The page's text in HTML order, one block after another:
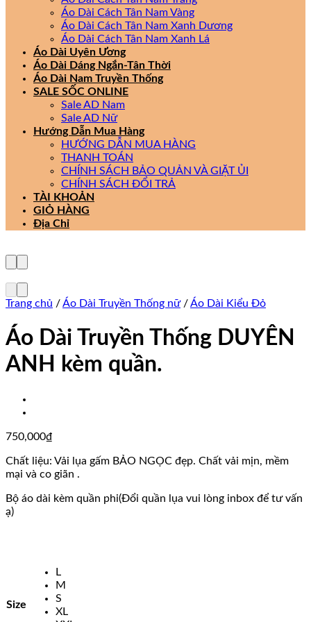
Áo Dài Cách Tân Nam Vàng
Áo Dài Cách Tân Nam Xanh Dương
Áo Dài Cách Tân Nam Xanh Lá
Áo Dài Uyên Ương
Áo Dài Dáng Ngắn-Tân Thời
Áo Dài Nam Truyền Thống
SALE SỐC ONLINE
Sale AD Nam
Sale AD Nữ
Hướng Dẫn Mua Hàng
HƯỚNG DẪN MUA HÀNG
THANH TOÁN
CHÍNH SÁCH BẢO QUẢN VÀ GIẶT ỦI
CHÍNH SÁCH ĐỔI TRẢ
TÀI KHOẢN
GIỎ HÀNG
Địa Chỉ
Trang chủ /Áo Dài Truyền Thống nữ /Áo Dài Kiểu Đỏ
Áo Dài Truyền Thống DUYÊN
ANH kèm quần.
750,000₫
Chất liệu: Vải lụa gấm BẢO NGỌC đẹp. Chất vải mịn, mềm
mại và co giãn .
Bộ áo dài kèm quần phi(Đổi quần lụa vui lòng inbox để tư vấn
ạ)
Size
L
M
S
XL